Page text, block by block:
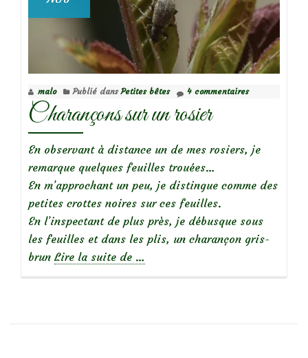
malo Publié dansPetites bêtes 4 commentaires
Charançons sur un rosier
En observant à distance un de mes rosiers, je
remarque quelques feuilles trouées…
En m’approchant un peu, je distingue comme des
petites crottes noires sur ces feuilles.
En l’inspectant de plus près, je débusque sous
les feuilles et dans les plis, un charançon gris-
brun Lire la suite de
un
…